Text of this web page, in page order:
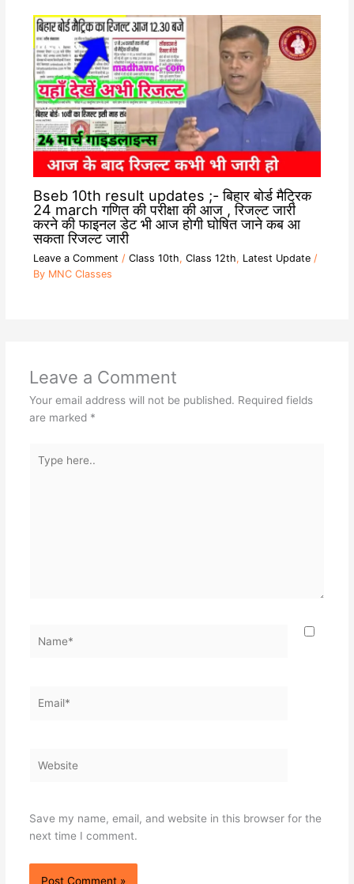
Bseb 10th result updates ;- बिहार बोर्ड मैट्रिक
24 march गणित की परीक्षा की आज , रिजल्ट जारी
करने की फाइनल डेट भी आज होगी घोषित जाने कब आ
सकता रिजल्ट जारी
Leave a Comment / Class 10th, Class 12th, Latest Update/
By MNC Classes
Leave a Comment
Your email address will not be published. Required fields
are marked *
here..
Save my name, email, and website in this browser for the
next time I comment.